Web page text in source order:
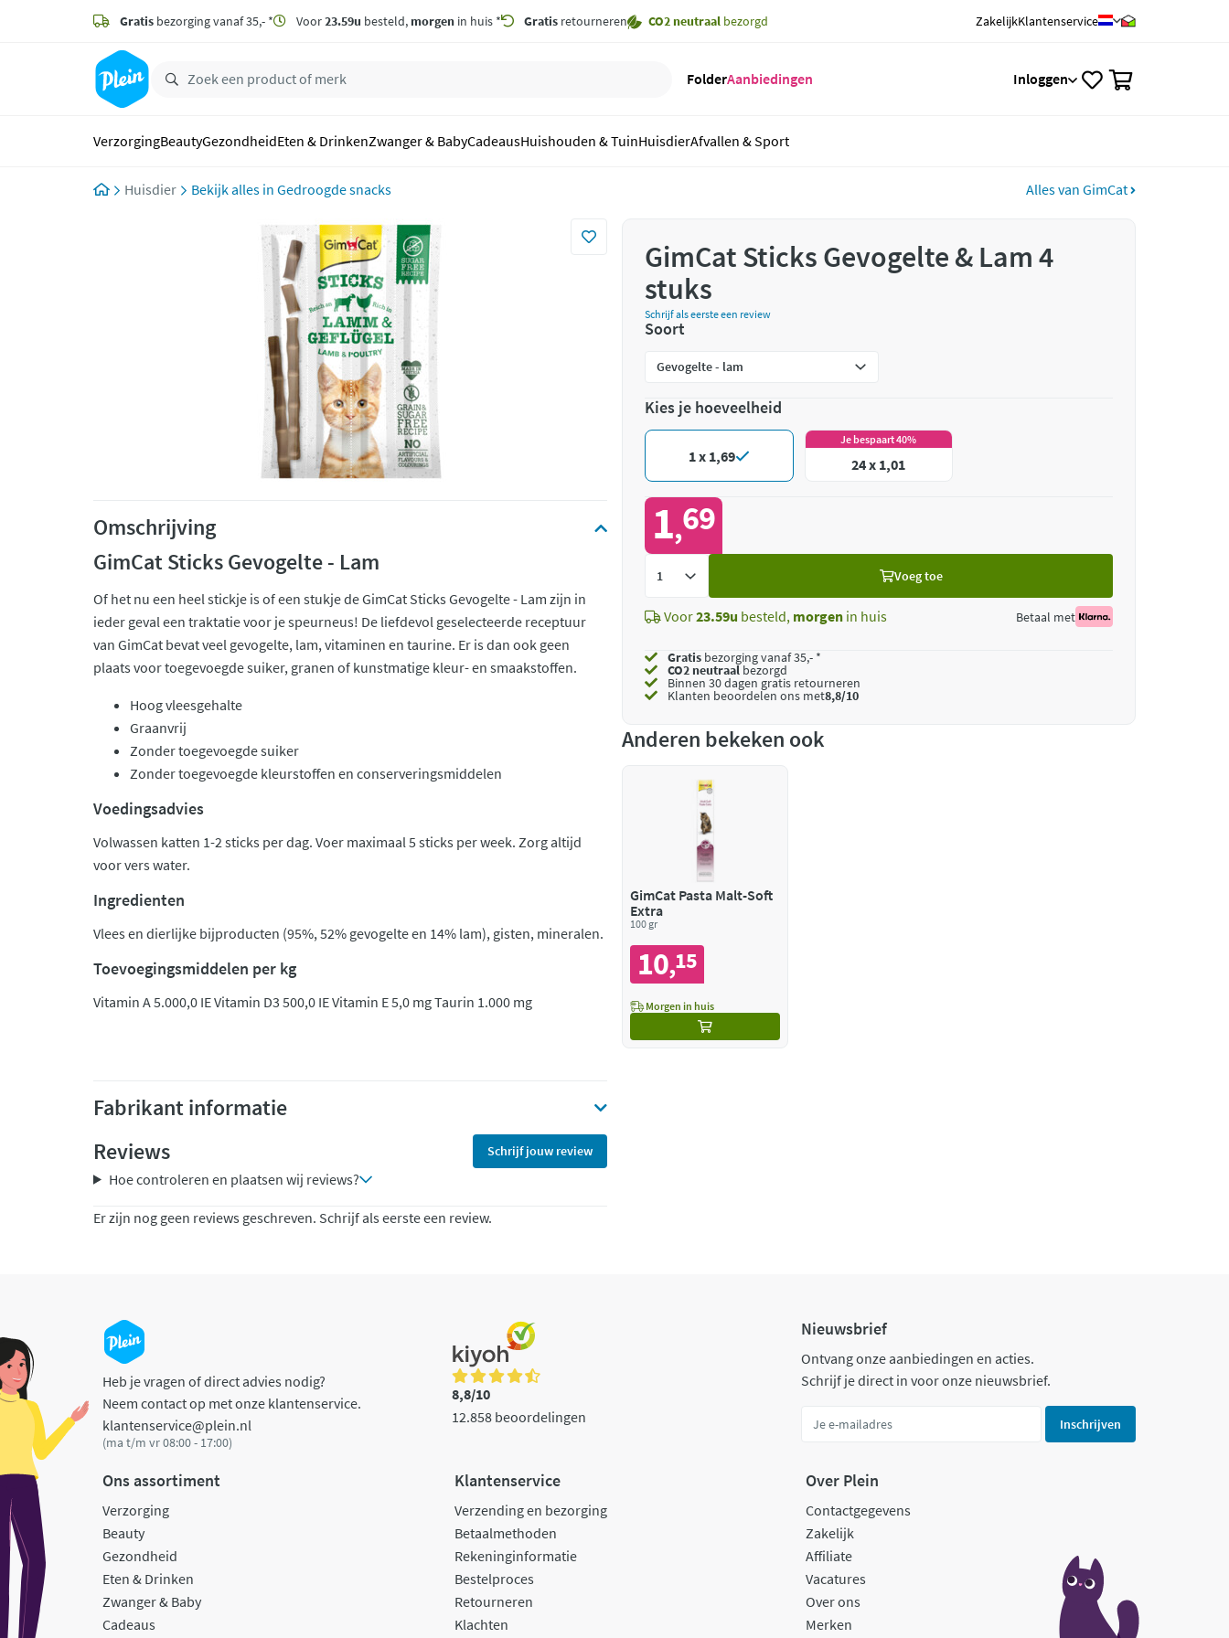
zoeken
hoofdinhoud
Gratis bezorging vanaf 35,- * Voor23.59u besteld, morgen in huis * Gratis retourneren CO2 neutraal bezorgd ZakelijkKlantenservice
FolderAanbiedingen Inloggen
VerzorgingBeautyGezondheidEten & DrinkenZwanger & BabyCadeausHuishouden & TuinHuisdierAfvallen & Sport
Huisdier Gedroogde snacks Alles van GimCat
Omschrijving
GimCat Sticks Gevogelte - Lam
Of het nu een heel stickje is of een stukje de GimCat Sticks Gevogelte - Lam zijn in
ieder geval een traktatie voor je speurneus! De liefdevol geselecteerde receptuur
van GimCat bevat veel gevogelte, lam, vitaminen en taurine. Er is dan ook geen
plaats voor toegevoegde suiker, granen of kunstmatige kleur- en smaakstoffen.
Hoog vleesgehalte
Graanvrij
Zonder toegevoegde suiker
Zonder toegevoegde kleurstoffen en conserveringsmiddelen
Voedingsadvies
Volwassen katten 1-2 sticks per dag. Voer maximaal 5 sticks per week. Zorg altijd
voor vers water.
Ingredienten
Vlees en dierlijke bijproducten (95%, 52% gevogelte en 14% lam), gisten, mineralen.
Toevoegingsmiddelen per kg
Vitamin A 5.000,0 IE Vitamin D3 500,0 IE Vitamin E 5,0 mg Taurin 1.000 mg
Fabrikant informatie
Reviews
Schrijf jouw review
Hoe controleren en plaatsen wij reviews?
Er zijn nog geen reviews geschreven. Schrijf als eerste een review.
GimCat Sticks Gevogelte & Lam 4
stuks
Schrijf als eerste een review
Soort
Kies je hoeveelheid
1 x 1,69
Je bespaart 40%
24 x 1,01
1,69
Voeg toe
Voor23.59u besteld, morgen in huis Betaal met
Gratis bezorging vanaf 35,- *
CO2 neutraalbezorgd
Binnen 30 dagen gratis retourneren
Klanten beoordelen ons met8,8/10
Anderen bekeken ook
GimCat Pasta Malt-Soft
Extra
100 gr
10,15
Morgen in huis
Heb je vragen of direct advies nodig?
Neem contact op met onze klantenservice.
klantenservice@plein.nl
(ma t/m vr 08:00 - 17:00)
8,8/10
12.858 beoordelingen
Nieuwsbrief
Ontvang onze aanbiedingen en acties.
Schrijf je direct in voor onze nieuwsbrief.
Inschrijven
Ons assortiment
Verzorging
Beauty
Gezondheid
Eten & Drinken
Zwanger & Baby
Cadeaus
Klantenservice
Verzending en bezorging
Betaalmethoden
Rekeninginformatie
Bestelproces
Retourneren
Klachten
Over Plein
Contactgegevens
Zakelijk
Affiliate
Vacatures
Over ons
Merken